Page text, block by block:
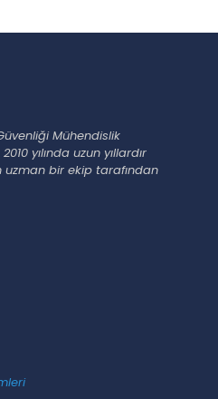
Mühendislik
yılında uzun yıllardır
uzman bir ekip tarafından